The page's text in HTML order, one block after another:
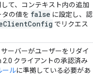
て、コンテキスト内の追加
の値を false に設定し、認
ClientConfig でリクエス
ーバーがユーザーをリダイ
2.0 クライアントの承認済み
ールに準拠している必要があ